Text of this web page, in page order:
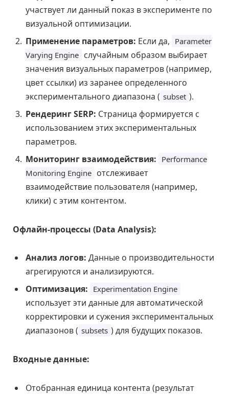
участвует ли данный показ в эксперименте по
визуальной оптимизации.
Применение параметров: Если да, Parameter
Varying Engine случайным образом выбирает
значения визуальных параметров (например,
цвет ссылки) из заранее определенного
экспериментального диапазона ( subset ).
Рендеринг SERP: Страница формируется с
использованием этих экспериментальных
параметров.
Мониторинг взаимодействия: Performance
Monitoring Engine отслеживает
взаимодействие пользователя (например,
клики) с этим контентом.
Офлайн-процессы (Data Analysis):
Анализ логов: Данные о производительности
агрегируются и анализируются.
Оптимизация: Experimentation Engine
использует эти данные для автоматической
корректировки и сужения экспериментальных
диапазонов ( subsets ) для будущих показов.
Входные данные:
Отобранная единица контента (результат